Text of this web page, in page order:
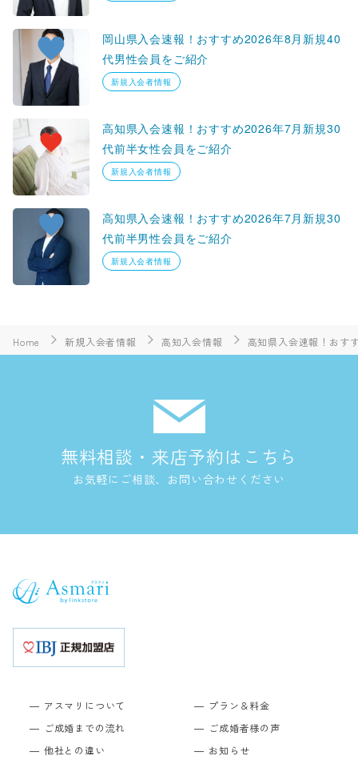
岡山県入会速報！おすすめ2026年8月新規40
代男性会員をご紹介
新規入会者情報
高知県入会速報！おすすめ2026年7月新規30
代前半女性会員をご紹介
新規入会者情報
高知県入会速報！おすすめ2026年7月新規30
代前半男性会員をご紹介
新規入会者情報
Home 新規入会者情報 高知入会情報 高知県入会速報！おす
無料相談・来店予約はこちら
お気軽にご相談、お問い合わせください
アスマリについて
ご成婚までの流れ
他社との違い
プラン＆料金
ご成婚者様の声
お知らせ